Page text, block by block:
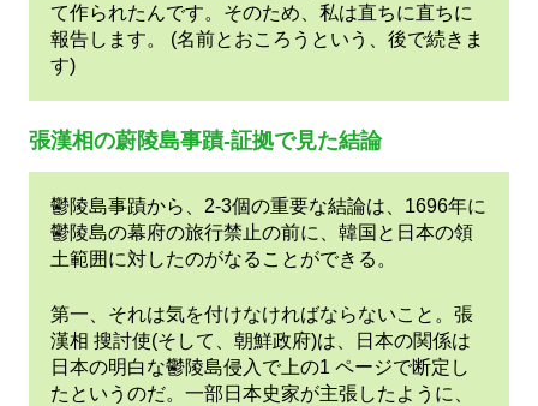
て作られたんです。そのため、私は直ちに直ちに
報告します。 (名前とおころうという、後で続きま
す)
張漢相の蔚陵島事蹟-証拠で見た結論
鬱陵島事蹟から、2-3個の重要な結論は、1696年に
鬱陵島の幕府の旅行禁止の前に、韓国と日本の領
土範囲に対したのがなることができる。
第一、それは気を付けなければならないこと。張
漢相 搜討使(そして、朝鮮政府)は、日本の関係は
日本の明白な鬱陵島侵入で上の1 ページで断定し
たというのだ。一部日本史家が主張したように、